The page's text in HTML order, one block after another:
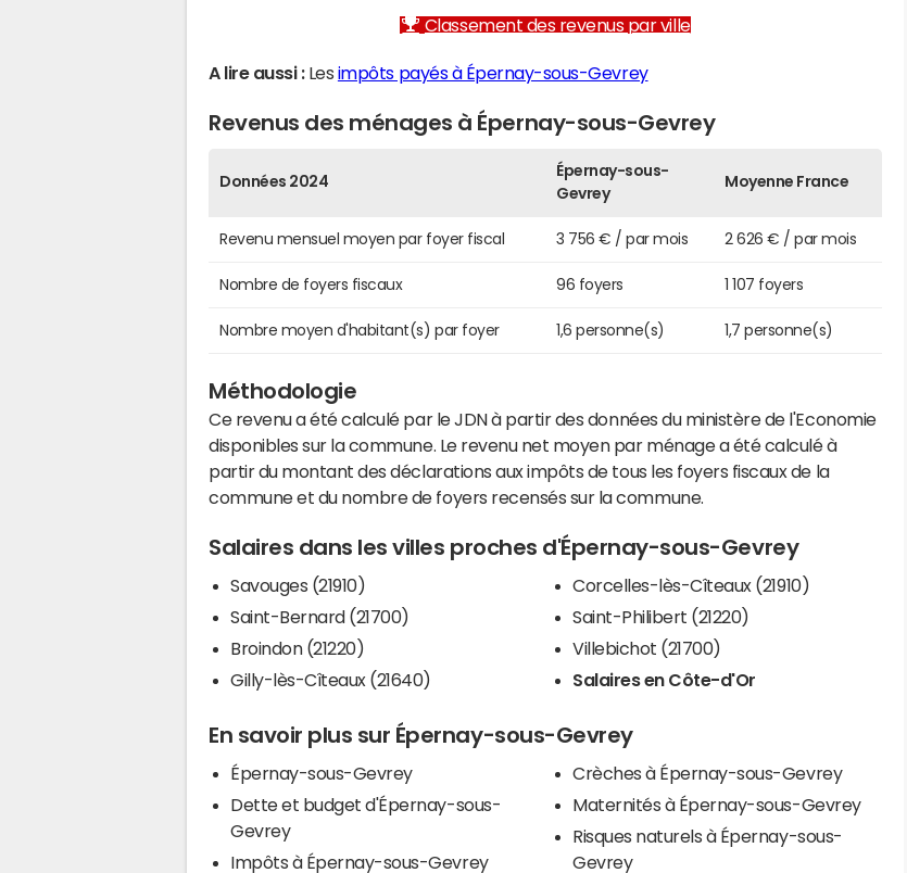
Classement des revenus par ville
A lire aussi :Les impôts payés à Épernay-sous-Gevrey
Revenus des ménages à Épernay-sous-Gevrey
Données 2024
Épernay-sous-
Gevrey
Moyenne France
Revenu mensuel moyen par foyer fiscal 3 756 € / par mois 2 626 € / par mois
Nombre de foyers fiscaux 96 foyers 1 107 foyers
Nombre moyen d'habitant(s) par foyer 1,6 personne(s) 1,7 personne(s)
Méthodologie
Ce revenu a été calculé par le JDN à partir des données du ministère de l'Economie
disponibles sur la commune. Le revenu net moyen par ménage a été calculé à
partir du montant des déclarations aux impôts de tous les foyers fiscaux de la
commune et du nombre de foyers recensés sur la commune.
Salaires dans les villes proches d'Épernay-sous-Gevrey
Savouges (21910)
Saint-Bernard (21700)
Broindon (21220)
Gilly-lès-Cîteaux (21640)
Corcelles-lès-Cîteaux (21910)
Saint-Philibert (21220)
Villebichot (21700)
Salaires en Côte-d'Or
En savoir plus sur Épernay-sous-Gevrey
Épernay-sous-Gevrey
Dette et budget d'Épernay-sous-
Gevrey
Impôts à Épernay-sous-Gevrey
Crèches à Épernay-sous-Gevrey
Maternités à Épernay-sous-Gevrey
Risques naturels à Épernay-sous-
Gevrey